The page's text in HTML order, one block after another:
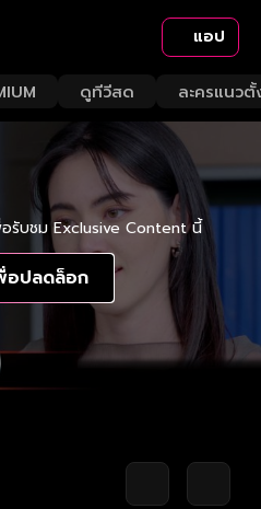
แอป
ดูทีวีสด ละครแนวตั้
อรับชม Exclusive Content นี้
อปลดล็อก